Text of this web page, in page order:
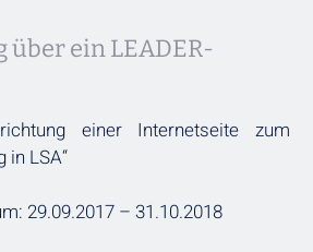
über ein LEADER-
einer Internetseite zum
in LSA“
29.09.2017 – 31.10.2018